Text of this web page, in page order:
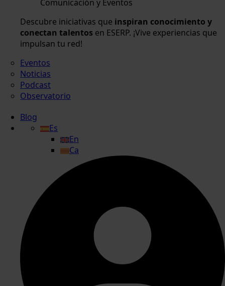
Comunicación y Eventos
Descubre iniciativas que inspiran conocimiento y
conectan talentos en ESERP. ¡Vive experiencias que
impulsan tu red!
Eventos
Noticias
Podcast
Observatorio
Blog
Es
En
Ca